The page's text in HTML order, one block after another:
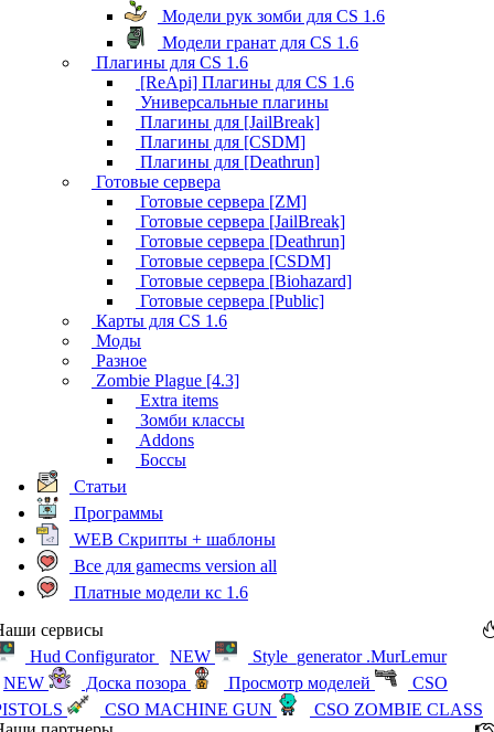
Модели рук зомби для CS 1.6
Модели гранат для CS 1.6
Плагины для CS 1.6
[ReApi] Плагины для CS 1.6
Универсальные плагины
Плагины для [JailBreak]
Плагины для [CSDM]
Плагины для [Deathrun]
Готовые сервера
Готовые сервера [ZM]
Готовые сервера [JailBreak]
Готовые сервера [Deathrun]
Готовые сервера [CSDM]
Готовые сервера [Biohazard]
Готовые сервера [Public]
Карты для CS 1.6
Моды
Разное
Zombie Plague [4.3]
Extra items
Зомби классы
Addons
Боссы
Статьи
Программы
WEB Скрипты + шаблоны
Все для gamecms version all
Платные модели кс 1.6
сервисы
Hud Configurator
NEW
Style_generator .MurLemur
NEW
Доска позора Просмотр моделей
CSO
CSO MACHINE GUN
CSO ZOMBIE CLASS